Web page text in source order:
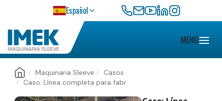
Español
MENÚ
CONTATO
Maquinaria Sleeve
Casos
Caso: Línea completa para fabr